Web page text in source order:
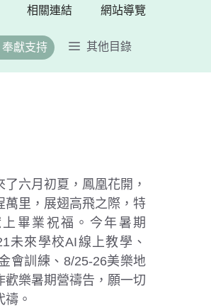
AI創作短影片
恩流傳媒
相關連結 網站導覽
奉獻支持 其他目錄
六月初夏，鳳凰花開，
萬里，展翅高飛之際，特
畢業祝福。今年暑期
未來學校AI線上教學、
會訓練、8/25-26美樂地
歡樂暑期營禱告，願一切
。